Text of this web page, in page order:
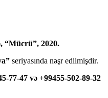
“Mücrü”, 2020.
seriyasında nəşr edilmişdir.
77-47 və +99455-502-89-32